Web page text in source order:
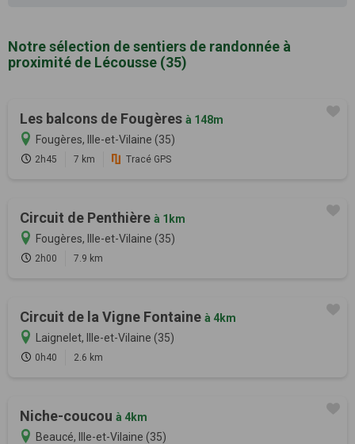
Notre sélection de sentiers de randonnée à
proximité de Lécousse (35)
Les balcons de Fougères à 148m
Fougères, Ille-et-Vilaine (35)
2h45 7 km Tracé GPS
Circuit de Penthière à 1km
Fougères, Ille-et-Vilaine (35)
2h00 7.9 km
Circuit de la Vigne Fontaine à 4km
Laignelet, Ille-et-Vilaine (35)
0h40 2.6 km
Niche-coucou à 4km
Beaucé, Ille-et-Vilaine (35)